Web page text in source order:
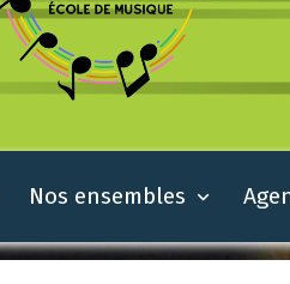
Nos ensembles